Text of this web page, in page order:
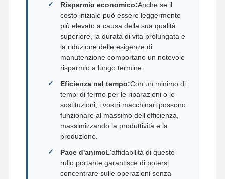
Risparmio economico:Anche se il
costo iniziale può essere leggermente
più elevato a causa della sua qualità
superiore, la durata di vita prolungata e
la riduzione delle esigenze di
manutenzione comportano un notevole
risparmio a lungo termine.
Eficienza nel tempo:Con un minimo di
tempi di fermo per le riparazioni o le
sostituzioni, i vostri macchinari possono
funzionare al massimo dell'efficienza,
massimizzando la produttività e la
produzione.
Pace d'animoL'affidabilità di questo
rullo portante garantisce di potersi
concentrare sulle operazioni senza